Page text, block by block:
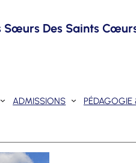
Sœurs Des Saints
ADMISSIONS